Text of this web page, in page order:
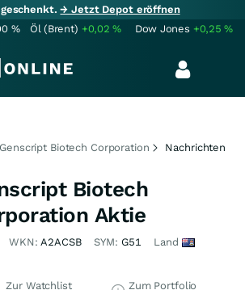
→ Jetzt Depot eröffnen
% Öl (Brent) +0,02% Dow Jones +0,25%
Genscript Biotech Corporation Nachrichten
Biotech
Aktie
WKN:A2ACSB SYM: G51 Land
Zur Watchlist
Zum Portfolio